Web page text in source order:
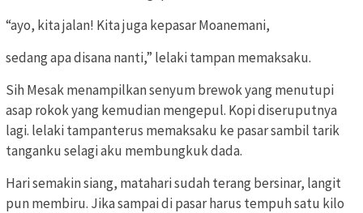
“ayo, kita jalan! Kita juga kepasar Moanemani,
sedang apa disana nanti,” lelaki tampan memaksaku.
Sih Mesak menampilkan senyum brewok yang menutupi
asap rokok yang kemudian mengepul. Kopi diseruputnya
lagi. lelaki tampanterus memaksaku ke pasar sambil tarik
tanganku selagi aku membungkuk dada.
Hari semakin siang, matahari sudah terang bersinar, langit
pun membiru. Jika sampai di pasar harus tempuh satu kilo